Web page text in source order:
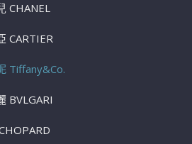
CHANEL
CARTIER
Tiffany&Co.
BVLGARI